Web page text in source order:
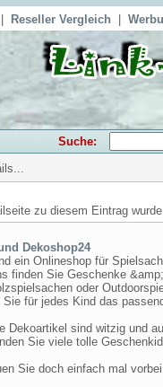
Reseller Vergleich
Suche:
zu diesem Eintrag
Dekoshop24
ein Onlineshop für
finden Sie Geschenke
oder
Sie für jedes Kind das
Dekoartikel sind witzig und
Sie viele tolle
Sie doch einfach mal